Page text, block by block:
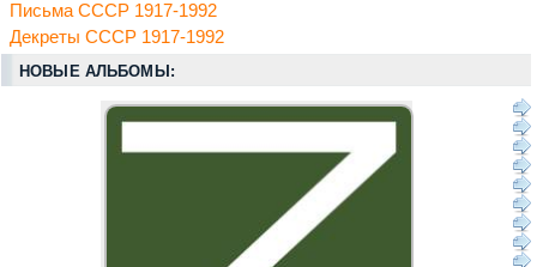
Письма СССР 1917-1992
Декреты СССР 1917-1992
НОВЫЕ АЛЬБОМЫ: